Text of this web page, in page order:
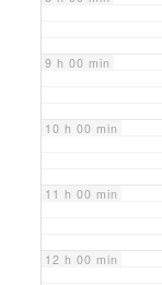
9 h 00 min
10 h 00 min
11 h 00 min
12 h 00 min